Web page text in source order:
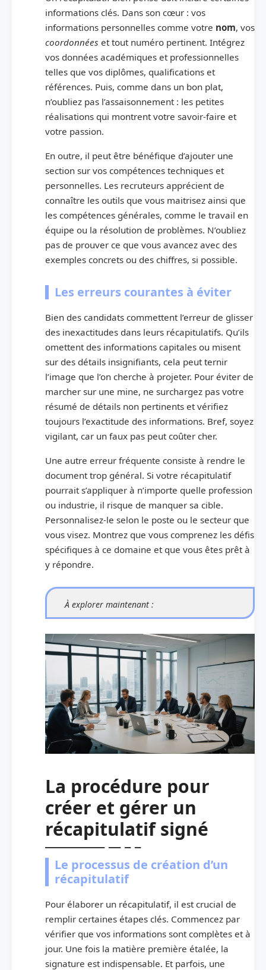
informations clés. Dans son cœur : vos
informations personnelles comme votre nom, vos
coordonnées et tout numéro pertinent. Intégrez
vos données académiques et professionnelles
telles que vos diplômes, qualifications et
références. Puis, comme dans un bon plat,
n’oubliez pas l’assaisonnement : les petites
réalisations qui montrent votre savoir-faire et
votre passion.
En outre, il peut être bénéfique d’ajouter une
section sur vos compétences techniques et
personnelles. Les recruteurs apprécient de
connaître les outils que vous maitrisez ainsi que
les compétences générales, comme le travail en
équipe ou la résolution de problèmes. N’oubliez
pas de prouver ce que vous avancez avec des
exemples concrets ou des chiffres, si possible.
Les erreurs courantes à éviter
Bien des candidats commettent l’erreur de glisser
des inexactitudes dans leurs récapitulatifs. Qu’ils
omettent des informations capitales ou misent
sur des détails insignifiants, cela peut ternir
l’image que l’on cherche à projeter. Pour éviter de
marcher sur une mine, ne surchargez pas votre
résumé de détails non pertinents et vérifiez
toujours l’exactitude des informations. Bref, soyez
vigilant, car un faux pas peut coûter cher.
Une autre erreur fréquente consiste à rendre le
document trop général. Si votre récapitulatif
pourrait s’appliquer à n’importe quelle profession
ou industrie, il risque de manquer sa cible.
Personnalisez-le selon le poste ou le secteur que
vous visez. Montrez que vous comprenez les défis
spécifiques à ce domaine et que vous êtes prêt à
y répondre.
À explorer maintenant :
La procédure pour
créer et gérer un
récapitulatif signé
Le processus de création d’un
récapitulatif
Pour élaborer un récapitulatif, il est crucial de
remplir certaines étapes clés. Commencez par
vérifier que vos informations sont complètes et à
jour. Une fois la matière première étalée, la
signature est indispensable. Et parfois, une